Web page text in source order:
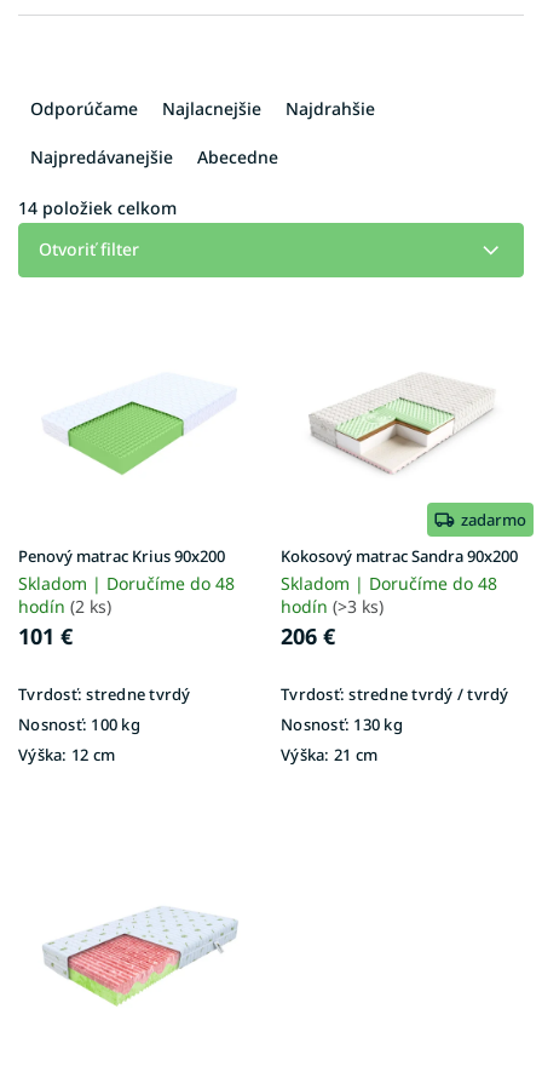
a
i
e
Odporúčame Najlacnejšie Najdrahšie
Najpredávanejšie Abecedne
14 položiek celkom
Otvoriť filter
u
k
t
o
Penový matrac Krius 90x200
Skladom | Doručíme do 48
hodín (2 ks)
101 €
Tvrdosť: stredne tvrdý
Nosnosť: 100 kg
Výška: 12 cm
zadarmo
Kokosový matrac Sandra 90x200
Skladom | Doručíme do 48
hodín (>3 ks)
206 €
Tvrdosť: stredne tvrdý / tvrdý
Nosnosť: 130 kg
Výška: 21 cm